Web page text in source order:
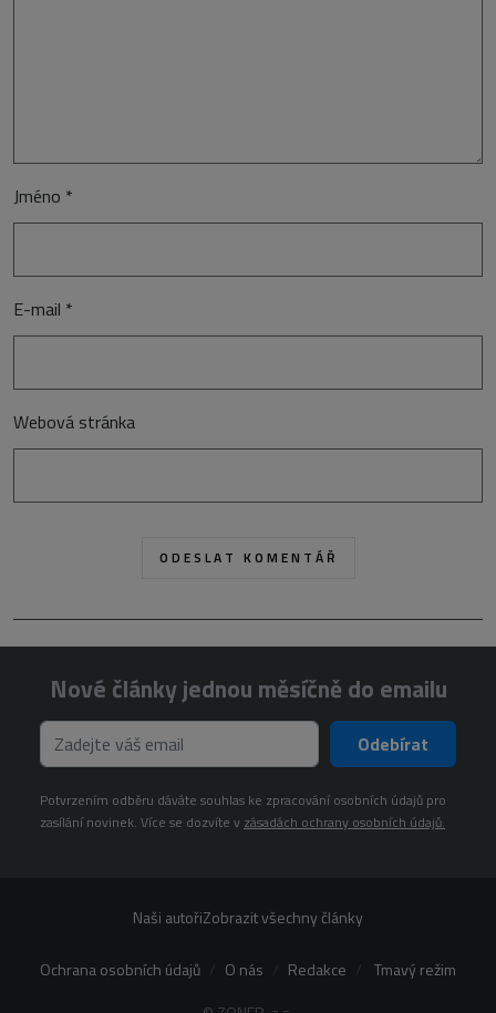
Jméno *
E-mail *
Webová stránka
Nové články jednou měsíčně do emailu
Odebírat
Potvrzením odběru dáváte souhlas ke zpracování osobních údajů pro
zasílání novinek. Více se dozvíte v zásadách ochrany osobních údajů.
Naši autořiZobrazit všechny články
Ochrana osobních údajů O nás Redakce Tmavý režim